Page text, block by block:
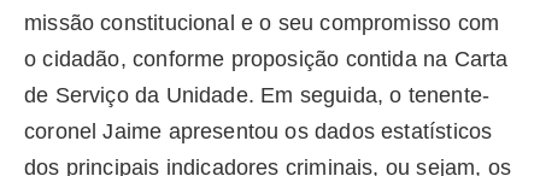
missão constitucional e o seu compromisso com
o cidadão, conforme proposição contida na Carta
de Serviço da Unidade. Em seguida, o tenente-
coronel Jaime apresentou os dados estatísticos
dos principais indicadores criminais, ou sejam, os